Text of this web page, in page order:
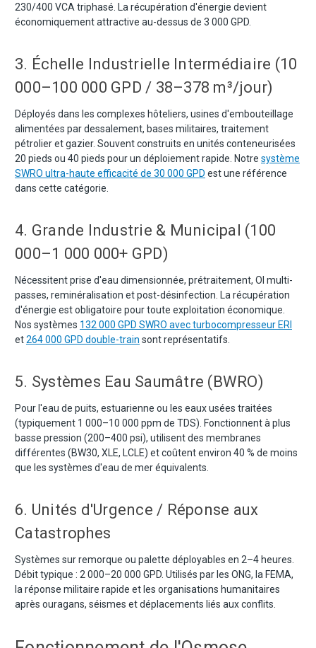
230/400 VCA triphasé. La récupération d'énergie devient
économiquement attractive au-dessus de 3 000 GPD.
3. Échelle Industrielle Intermédiaire (10
000–100 000 GPD / 38–378 m³/jour)
Déployés dans les complexes hôteliers, usines d'embouteillage
alimentées par dessalement, bases militaires, traitement
pétrolier et gazier. Souvent construits en unités conteneurisées
20 pieds ou 40 pieds pour un déploiement rapide. Notre système
SWRO ultra-haute efficacité de 30 000 GPD est une référence
dans cette catégorie.
4. Grande Industrie & Municipal (100
000–1 000 000+ GPD)
Nécessitent prise d'eau dimensionnée, prétraitement, OI multi-
passes, reminéralisation et post-désinfection. La récupération
d'énergie est obligatoire pour toute exploitation économique.
Nos systèmes 132 000 GPD SWRO avec turbocompresseur ERI
et264 000 GPD double-train sont représentatifs.
5. Systèmes Eau Saumâtre (BWRO)
Pour l'eau de puits, estuarienne ou les eaux usées traitées
(typiquement 1 000–10 000 ppm de TDS). Fonctionnent à plus
basse pression (200–400 psi), utilisent des membranes
différentes (BW30, XLE, LCLE) et coûtent environ 40 % de moins
que les systèmes d'eau de mer équivalents.
6. Unités d'Urgence / Réponse aux
Catastrophes
Systèmes sur remorque ou palette déployables en 2–4 heures.
Débit typique : 2 000–20 000 GPD. Utilisés par les ONG, la FEMA,
la réponse militaire rapide et les organisations humanitaires
après ouragans, séismes et déplacements liés aux conflits.